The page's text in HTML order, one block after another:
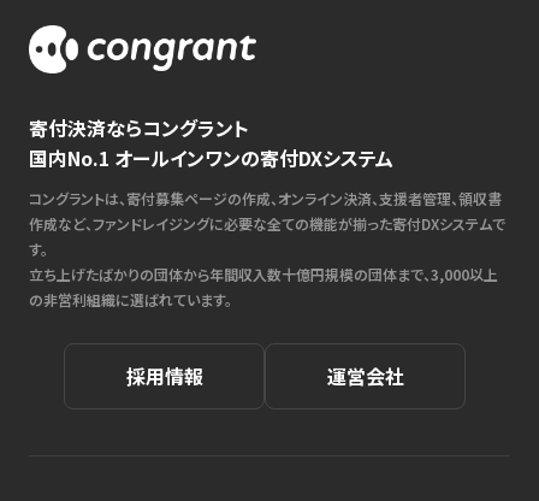
寄付決済ならコングラント
国内No.1 オールインワンの寄付DXシステム
コングラントは、寄付募集ページの作成、オンライン決済、支援者管理、領収書
作成など、ファンドレイジングに必要な全ての機能が揃った寄付DXシステムで
す。
立ち上げたばかりの団体から年間収入数十億円規模の団体まで、3,000以上
の非営利組織に選ばれています。
採用情報 運営会社